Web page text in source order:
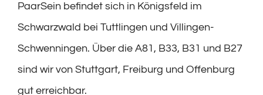
PaarSein befindet sich in Königsfeld im
Schwarzwald bei Tuttlingen und Villingen-
Schwenningen. Über die A81, B33, B31 und B27
sind wir von Stuttgart, Freiburg und Offenburg
gut erreichbar.